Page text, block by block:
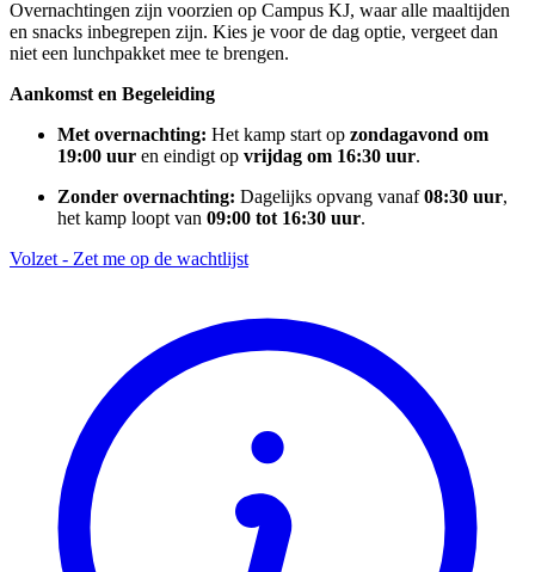
Overnachtingen zijn voorzien op Campus KJ, waar alle maaltijden
en snacks inbegrepen zijn. Kies je voor de dag optie, vergeet dan
niet een lunchpakket mee te brengen.
Aankomst en Begeleiding
Met overnachting: Het kamp start op zondagavond om
19:00 uur en eindigt op vrijdag om 16:30 uur.
Zonder overnachting: Dagelijks opvang vanaf08:30 uur,
het kamp loopt van 09:00 tot 16:30 uur.
Volzet - Zet me op de wachtlijst